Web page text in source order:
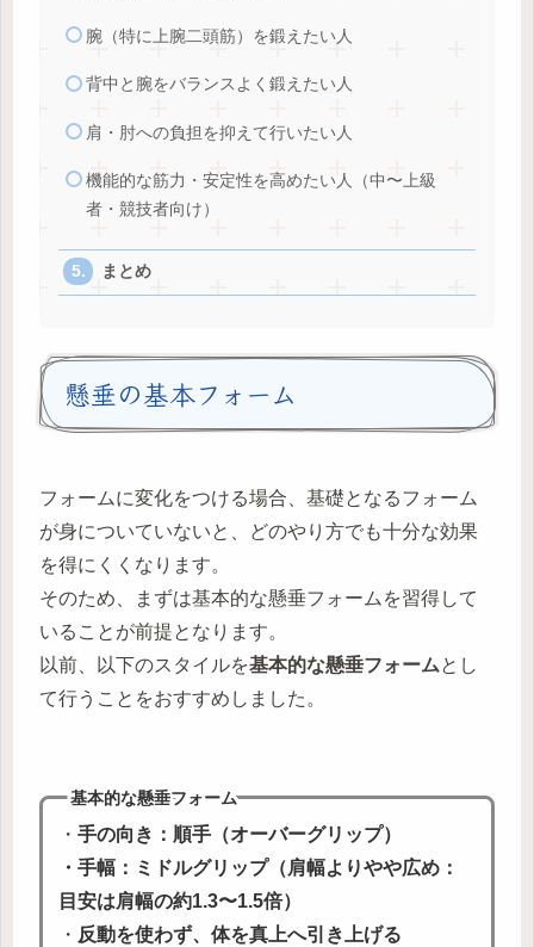
腕（特に上腕二頭筋）を鍛えたい人
背中と腕をバランスよく鍛えたい人
肩・肘への負担を抑えて行いたい人
機能的な筋力・安定性を高めたい人（中〜上級
者・競技者向け）
まとめ
懸垂の基本フォーム
フォームに変化をつける場合、基礎となるフォーム
が身についていないと、どのやり方でも十分な効果
を得にくくなります。
そのため、まずは基本的な懸垂フォームを習得して
いることが前提となります。
以前、以下のスタイルを基本的な懸垂フォームとし
て行うことをおすすめしました。
基本的な懸垂フォーム
・ 手の向き：順手（オーバーグリップ）
・ 手幅：ミドルグリップ（肩幅よりやや広め：
目安は肩幅の約1.3〜1.5倍）
・ 反動を使わず、体を真上へ引き上げる